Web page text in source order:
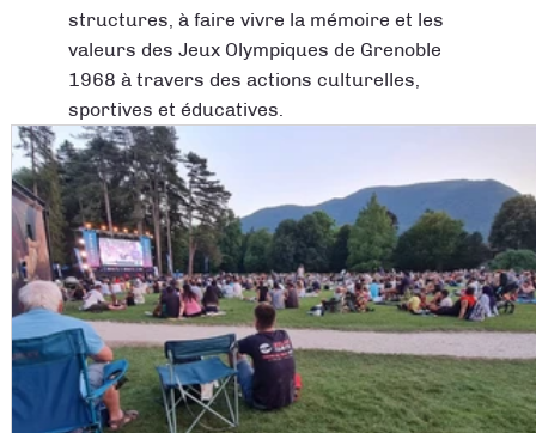
structures, à faire vivre la mémoire et les
valeurs des Jeux Olympiques de Grenoble
1968 à travers des actions culturelles,
sportives et éducatives.